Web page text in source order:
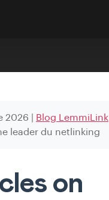
2026 Blog LemmiLink
leader du netlinking
on